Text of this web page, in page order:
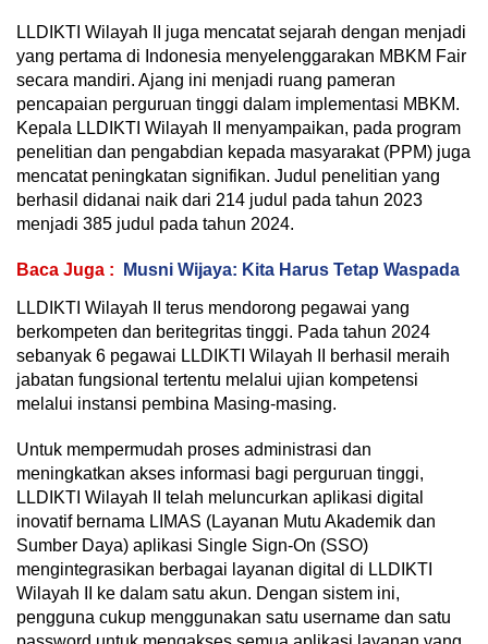
LLDIKTI Wilayah II juga mencatat sejarah dengan menjadi
yang pertama di Indonesia menyelenggarakan MBKM Fair
secara mandiri. Ajang ini menjadi ruang pameran
pencapaian perguruan tinggi dalam implementasi MBKM.
Kepala LLDIKTI Wilayah II menyampaikan, pada program
penelitian dan pengabdian kepada masyarakat (PPM) juga
mencatat peningkatan signifikan. Judul penelitian yang
berhasil didanai naik dari 214 judul pada tahun 2023
menjadi 385 judul pada tahun 2024.
Baca Juga : Musni Wijaya: Kita Harus Tetap Waspada
LLDIKTI Wilayah II terus mendorong pegawai yang
berkompeten dan beritegritas tinggi. Pada tahun 2024
sebanyak 6 pegawai LLDIKTI Wilayah II berhasil meraih
jabatan fungsional tertentu melalui ujian kompetensi
melalui instansi pembina Masing-masing.
Untuk mempermudah proses administrasi dan
meningkatkan akses informasi bagi perguruan tinggi,
LLDIKTI Wilayah II telah meluncurkan aplikasi digital
inovatif bernama LIMAS (Layanan Mutu Akademik dan
Sumber Daya) aplikasi Single Sign-On (SSO)
mengintegrasikan berbagai layanan digital di LLDIKTI
Wilayah II ke dalam satu akun. Dengan sistem ini,
pengguna cukup menggunakan satu username dan satu